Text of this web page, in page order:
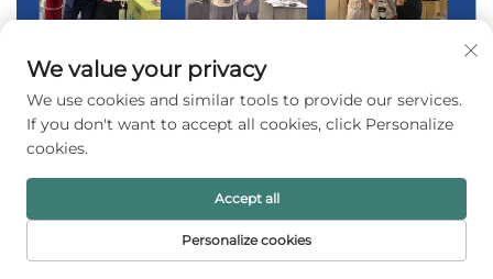
We value your privacy
We use cookies and similar tools to provide our services.
If you don't want to accept all cookies, click Personalize
cookies.
Personalize cookies
Accept all